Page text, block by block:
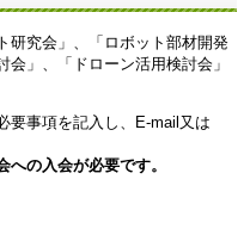
究会」、「ロボット部材開発
」、「ドローン活用検討会」
要事項を記入し、E-mail又は
への入会が必要です。